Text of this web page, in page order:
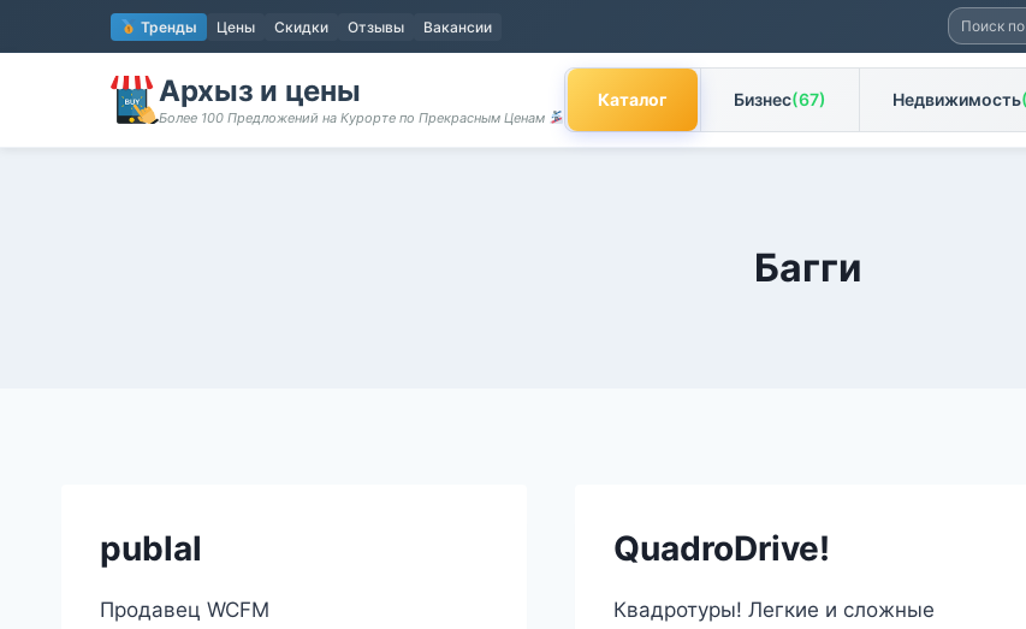
к
содержимому
Тренды Цены Скидки Отзывы Вакансии Искать:
Архыз и цены
Более 100 Предложений на Курорте по Прекрасным Ценам
Каталог Бизнес(67) Недвижимость
Багги
publal
Продавец WCFM
QuadroDrive!
Квадротуры! Легкие и сложные